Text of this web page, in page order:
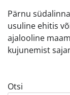
Pärnu
usuline ehitis
ajalooline
kujunemist
Otsi